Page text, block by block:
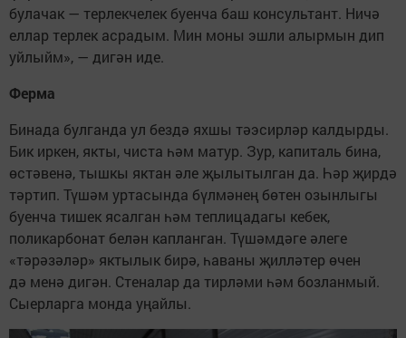
булачак — терлекчелек буенча баш консультант. Ничә
еллар терлек асрадым. Мин моны эшли алырмын дип
уйлыйм», — дигән иде.
Ферма
Бинада булганда ул бездә яхшы тәэсирләр калдырды.
Бик иркен, якты, чиста һәм матур. Зур, капиталь бина,
өстәвенә, тышкы яктан әле җылытылган да. Һәр җирдә
тәртип. Түшәм уртасында бүлмәнең бөтен озынлыгы
буенча тишек ясалган һәм теплицадагы кебек,
поликарбонат белән капланган. Түшәмдәге әлеге
«тәрәзәләр» яктылык бирә, һаваны җилләтер өчен
дә менә дигән. Стеналар да тирләми һәм бозланмый.
Сыерларга монда уңайлы.